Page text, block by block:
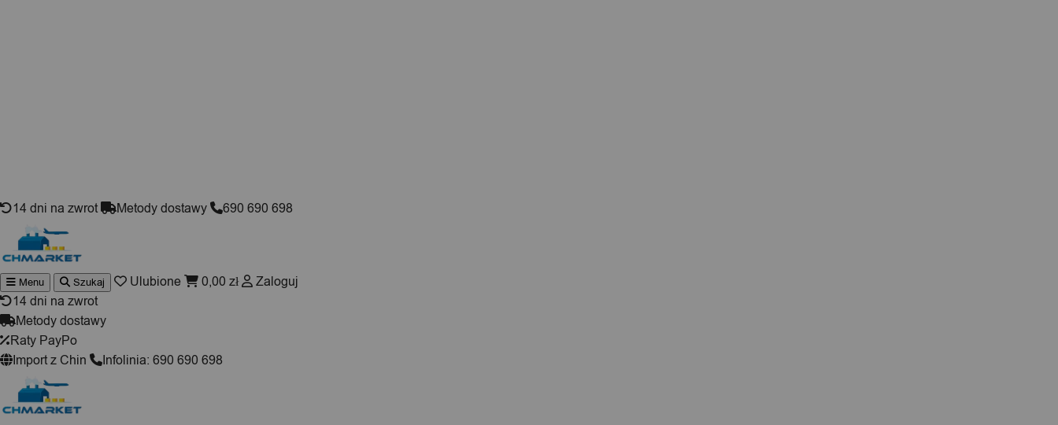
14 dni na zwrot Metody dostawy 690 690 698
Menu Szukaj Ulubione 0,00 zł
Zaloguj
14 dni na zwrot
Metody dostawy
Raty PayPo
Import z Chin
Infolinia: 690 690 698